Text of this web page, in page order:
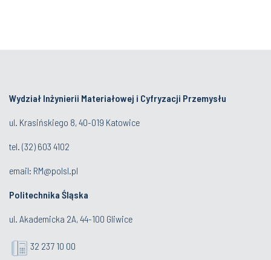
Wydział Inżynierii Materiałowej i Cyfryzacji Przemysłu
ul. Krasińskiego 8, 40-019 Katowice
tel. (32) 603 4102
email: RM@polsl.pl
Politechnika Śląska
ul. Akademicka 2A, 44-100 Gliwice
32 237 10 00